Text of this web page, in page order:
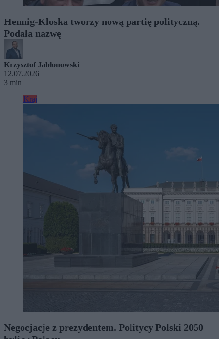
Hennig-Kloska tworzy nową partię polityczną.
Podała nazwę
Krzysztof Jabłonowski
12.07.2026
3 min
Kraj
Negocjacje z prezydentem. Politycy Polski 2050